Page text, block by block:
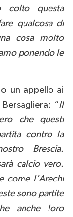
colto questa
qualcosa di
cosa molto
ponendo le
un appello ai
“Il
che questi
contro la
Brescia.
calcio vero.
come l’Arechi
sono partite
anche loro